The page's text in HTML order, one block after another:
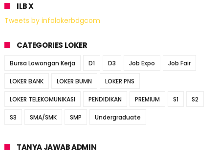
ILB X
Tweets by infolokerbdgcom
CATEGORIES LOKER
Bursa Lowongan Kerja D1 D3 Job Expo Job Fair
LOKER BANK LOKER BUMN LOKER PNS
LOKER TELEKOMUNIKASI PENDIDIKAN PREMIUM S1 S2
S3 SMA/SMK SMP Undergraduate
TANYA JAWAB ADMIN